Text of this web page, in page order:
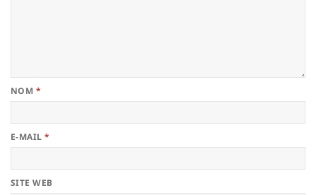
NOM *
E-MAIL*
SITE WEB